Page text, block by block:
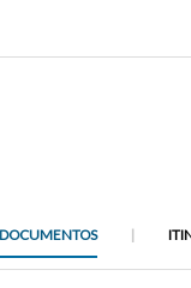
DOCUMENTOS